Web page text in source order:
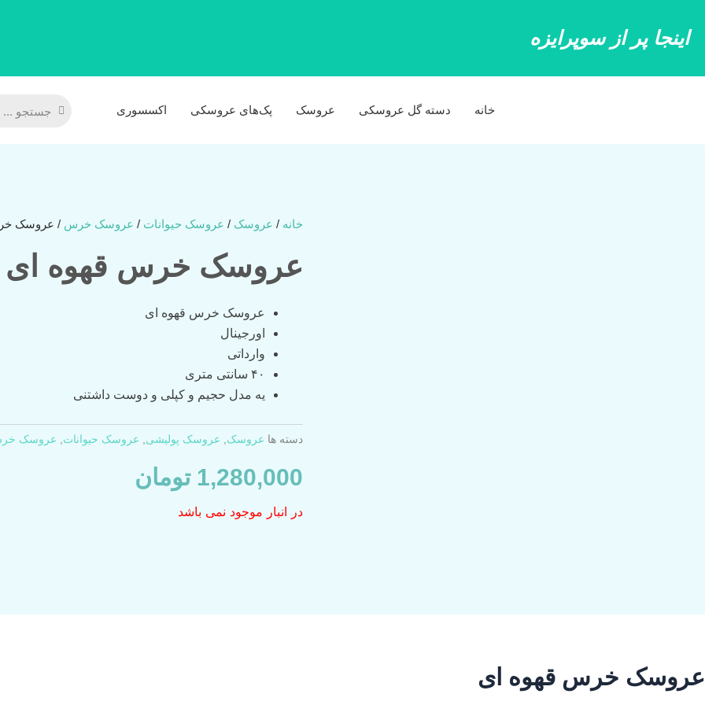
محتوا
اینجا پر از سوپرایزه
خانه دسته گل عروسکی عروسک‌ پک‌های عروسکی اکسسوری
خانه / عروسک‌ / عروسک حیوانات / عروسک خرس / عروسک
عروسک خرس قهوه ای
عروسک خرس قهوه ای
اورجینال
وارداتی
۴۰ سانتی متری
یه مدل حجیم و کپلی و دوست داشتنی
دسته ها عروسک‌, عروسک پولیشی, عروسک حیوانات, عروسک
1,280,000 تومان
در انبار موجود نمی باشد
عروسک خرس قهوه ای